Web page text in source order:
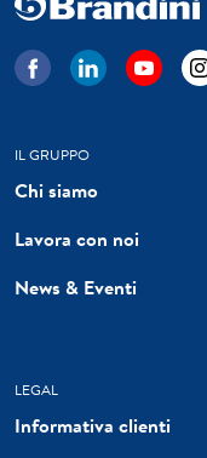
IL GRUPPO
Chi siamo
Lavora con noi
News & Eventi
LEGAL
Informativa clienti